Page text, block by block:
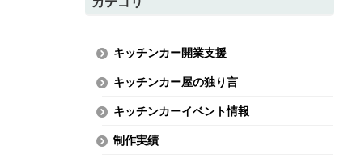
キッチンカー開業支援
キッチンカー屋の独り言
キッチンカーイベント情報
制作実績